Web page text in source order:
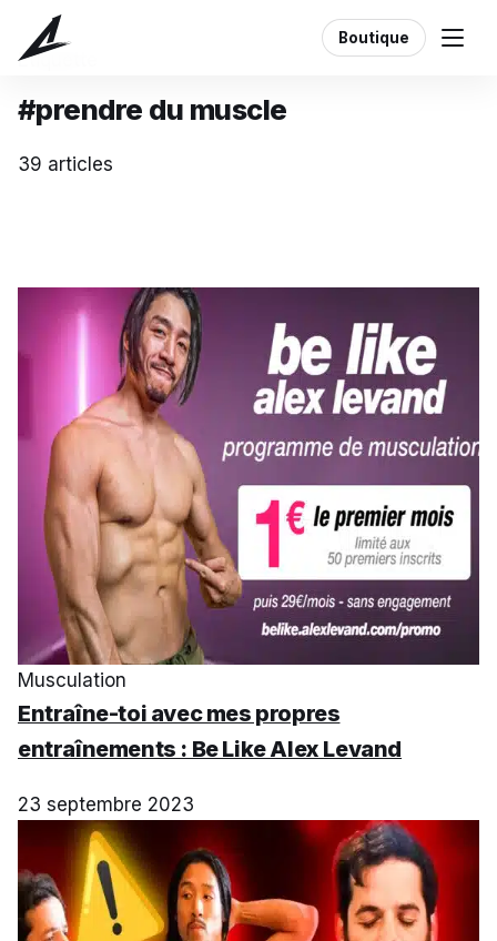
Boutique
Étiquette
#prendre du muscle
39 articles
Musculation
Entraîne-toi avec mes propres
entraînements : Be Like Alex Levand
23 septembre 2023